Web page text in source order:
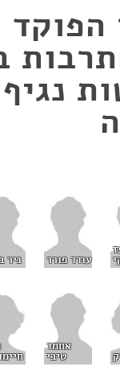
נגיף
עודד פורר ניר
אחמד
טיבי